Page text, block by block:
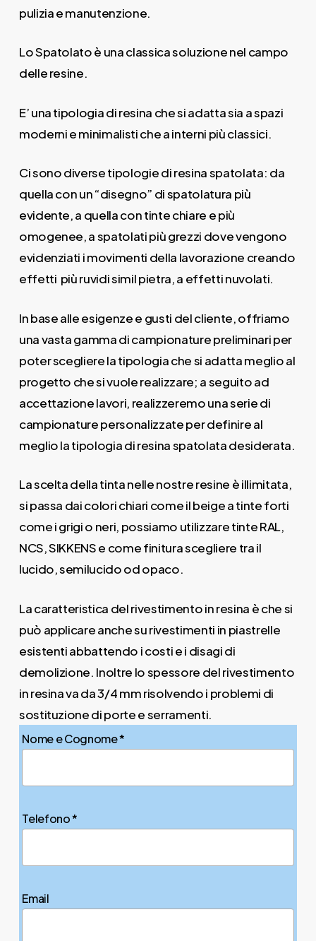
pulizia e manutenzione.
Lo Spatolato è una classica soluzione nel campo
delle resine.
E’ una tipologia di resina che si adatta sia a spazi
moderni e minimalisti che a interni più classici.
Ci sono diverse tipologie di resina spatolata: da
quella con un “disegno” di spatolatura più
evidente, a quella con tinte chiare e più
omogenee, a spatolati più grezzi dove vengono
evidenziati i movimenti della lavorazione creando
effetti più ruvidi simil pietra, a effetti nuvolati.
In base alle esigenze e gusti del cliente, offriamo
una vasta gamma di campionature preliminari per
poter scegliere la tipologia che si adatta meglio al
progetto che si vuole realizzare; a seguito ad
accettazione lavori, realizzeremo una serie di
campionature personalizzate per definire al
meglio la tipologia di resina spatolata desiderata.
La scelta della tinta nelle nostre resine è illimitata,
si passa dai colori chiari come il beige a tinte forti
come i grigi o neri, possiamo utilizzare tinte RAL,
NCS, SIKKENS e come finitura scegliere tra il
lucido, semilucido od opaco.
La caratteristica del rivestimento in resina è che si
può applicare anche su rivestimenti in piastrelle
esistenti abbattendo i costi e i disagi di
demolizione. Inoltre lo spessore del rivestimento
in resina va da 3/4 mm risolvendo i problemi di
sostituzione di porte e serramenti.
Nome e Cognome *
Telefono *
Email